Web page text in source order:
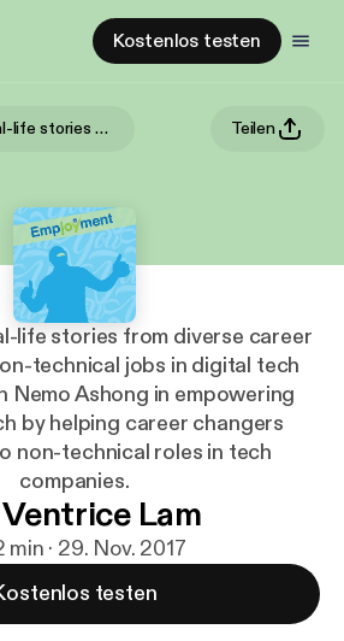
Kostenlos testen
Empjoyment: Real-life stories from diverse career changers into non-technical jobs in digital tech companies. Join Nemo Ashong in empowering diversity in tech by helping career changers transition into non-technical roles in tech companies. Teilen
life stories from diverse career
technical jobs in digital tech
Nemo Ashong in empowering
by helping career changers
non-technical roles in tech
companies.
Lam
min · 29. Nov. 2017
testen